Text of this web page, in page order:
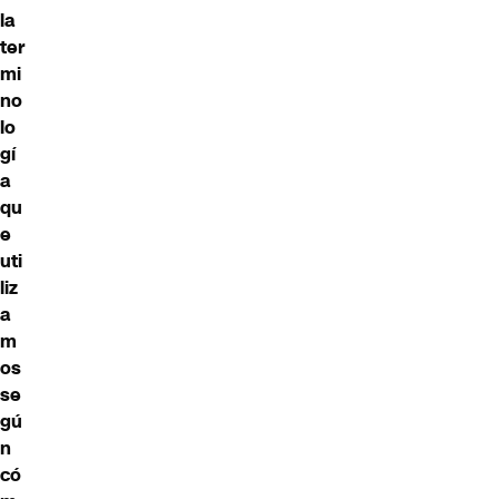
la
ter
mi
no
lo
gí
a
qu
e
uti
liz
a
m
os
se
gú
n
có